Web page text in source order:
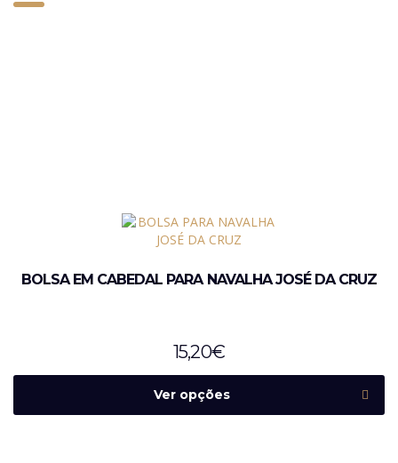
BOLSA EM CABEDAL PARA NAVALHA JOSÉ DA CRUZ
15,20€
Ver opções